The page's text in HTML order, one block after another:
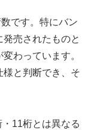
です。特にバン
売されたものと
わっています。
と判断でき、そ
11桁とは異なる